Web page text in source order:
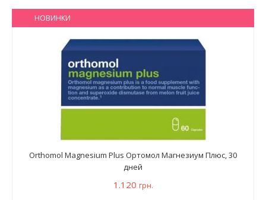
НОВИНКИ
Orthomol Magnesium Plus Ортомол Магнезиум Плюс, 30
дней
1.120 грн.